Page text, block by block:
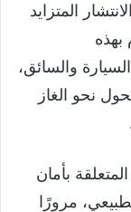
المتزايد
بهذه
والسائق،
نحو الغاز
بأمان
مرورًا